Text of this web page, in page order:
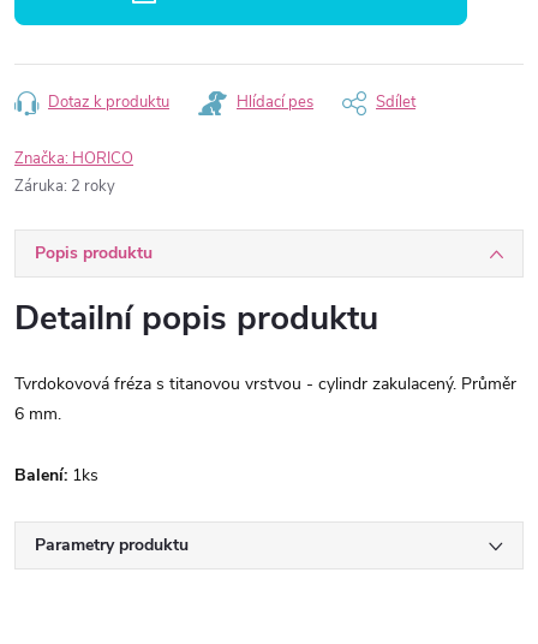
Dotaz k produktu Hlídací pes Sdílet
Značka: HORICO
Záruka: 2 roky
Popis produktu
Detailní popis produktu
Tvrdokovová fréza s titanovou vrstvou - cylindr zakulacený. Průměr
6 mm.
Balení: 1ks
Parametry produktu